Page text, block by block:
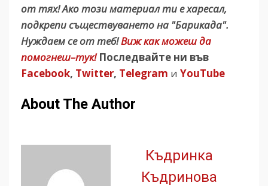
от тях! Ако този материал ти е харесал,
подкрепи съществуването на "Барикада".
Нуждаем се от теб!Виж как можеш да
помогнеш–тук! Последвайте ни във
Facebook, Twitter, Telegram и YouTube
About The Author
Къдринка
Къдринова